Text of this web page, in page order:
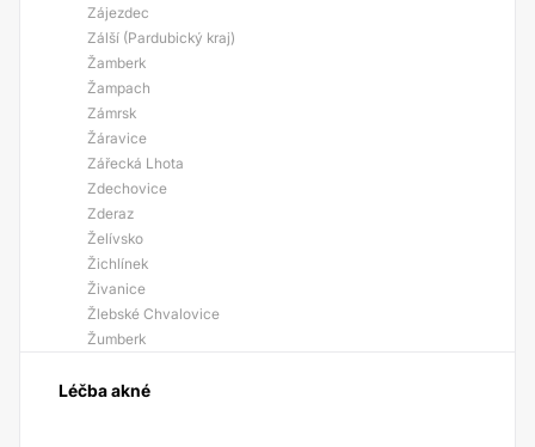
Zájezdec
Zálší (Pardubický kraj)
Žamberk
Žampach
Zámrsk
Žáravice
Zářecká Lhota
Zdechovice
Zderaz
Želívsko
Žichlínek
Živanice
Žlebské Chvalovice
Žumberk
Léčba akné